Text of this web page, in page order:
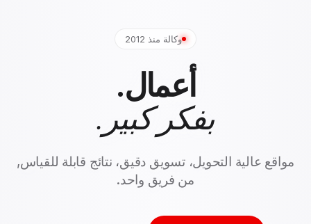
وكالة منذ 2012
أعمال.
بفكر كبير.
مواقع عالية التحويل، تسويق دقيق، نتائج قابلة للقياس,
من فريق واحد.